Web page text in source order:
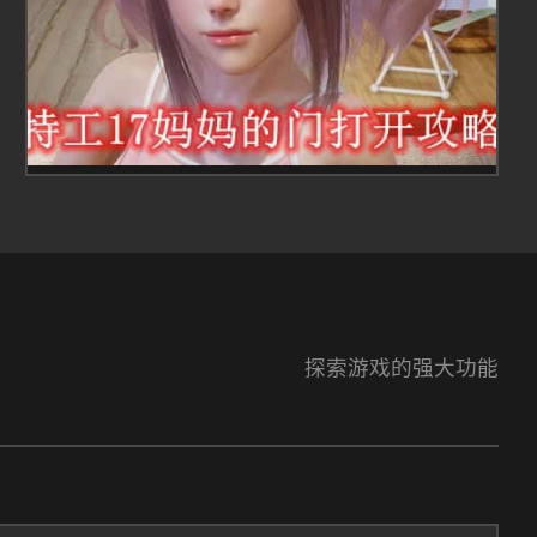
探索游戏的强大功能